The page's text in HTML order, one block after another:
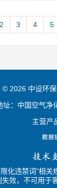
2 3 4 5
© 2026 中设环
址：中国空气净
主营产
化违禁词”相
效，不可用